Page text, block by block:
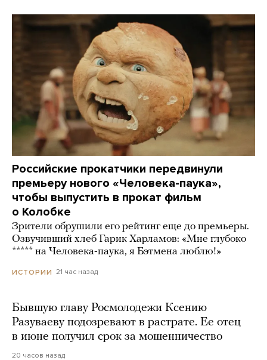
Российские прокатчики передвинули
премьеру нового «Человека-паука»,
чтобы выпустить в прокат фильм
о Колобке
Зрители обрушили его рейтинг еще до премьеры.
Озвучивший хлеб Гарик Харламов: «Мне глубоко
***** на Человека-паука, я Бэтмена люблю!»
ИСТОРИИ 21 час назад
Бывшую главу Росмолодежи Ксению
Разуваеву подозревают в растрате. Ее отец
в июне получил срок за мошенничество
20 часов назад